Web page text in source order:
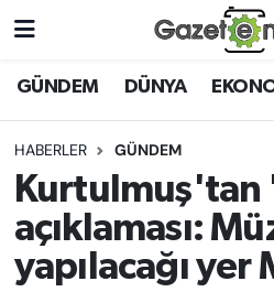
GÜNDEM DÜNYA
HABERLER GÜNDEM
Kurtulmuş'tan
açıklaması:
yapılacağı yer
DÜNYA
EKONOMİ
EMEK HABERLERİ
YENİ MEDYADA EMEK
GAZETECİLİĞİNİ
Nöbetçi Eczaneler
Hava Durumu
İstanbul Namaz Vakitleri
Trafik Durumu